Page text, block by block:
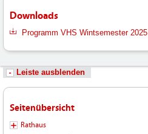
Downloads
Programm VHS Wintsemester 2025
Leiste ausblenden
Seitenübersicht
Rathaus